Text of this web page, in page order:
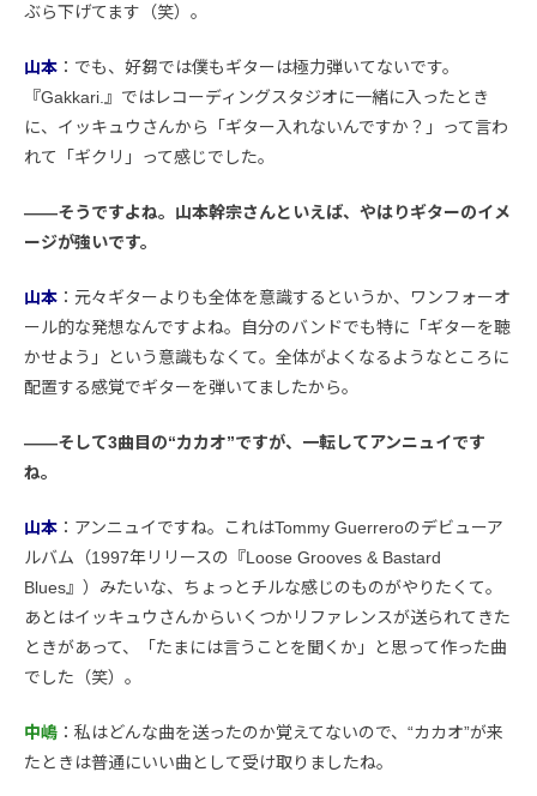
ぶら下げてます（笑）。
山本 ：でも、好芻では僕もギターは極力弾いてないです。
『Gakkari.』ではレコーディングスタジオに一緒に入ったとき
に、イッキュウさんから「ギター入れないんですか？」って言わ
れて「ギクリ」って感じでした。
――そうですよね。山本幹宗さんといえば、やはりギターのイメ
ージが強いです。
山本 ：元々ギターよりも全体を意識するというか、ワンフォーオ
ール的な発想なんですよね。自分のバンドでも特に「ギターを聴
かせよう」という意識もなくて。全体がよくなるようなところに
配置する感覚でギターを弾いてましたから。
――そして3曲目の“カカオ”ですが、一転してアンニュイです
ね。
山本 ：アンニュイですね。これはTommy Guerreroのデビューア
ルバム（1997年リリースの『Loose Grooves & Bastard
Blues』）みたいな、ちょっとチルな感じのものがやりたくて。
あとはイッキュウさんからいくつかリファレンスが送られてきた
ときがあって、「たまには言うことを聞くか」と思って作った曲
でした（笑）。
中嶋 ：私はどんな曲を送ったのか覚えてないので、“カカオ”が来
たときは普通にいい曲として受け取りましたね。